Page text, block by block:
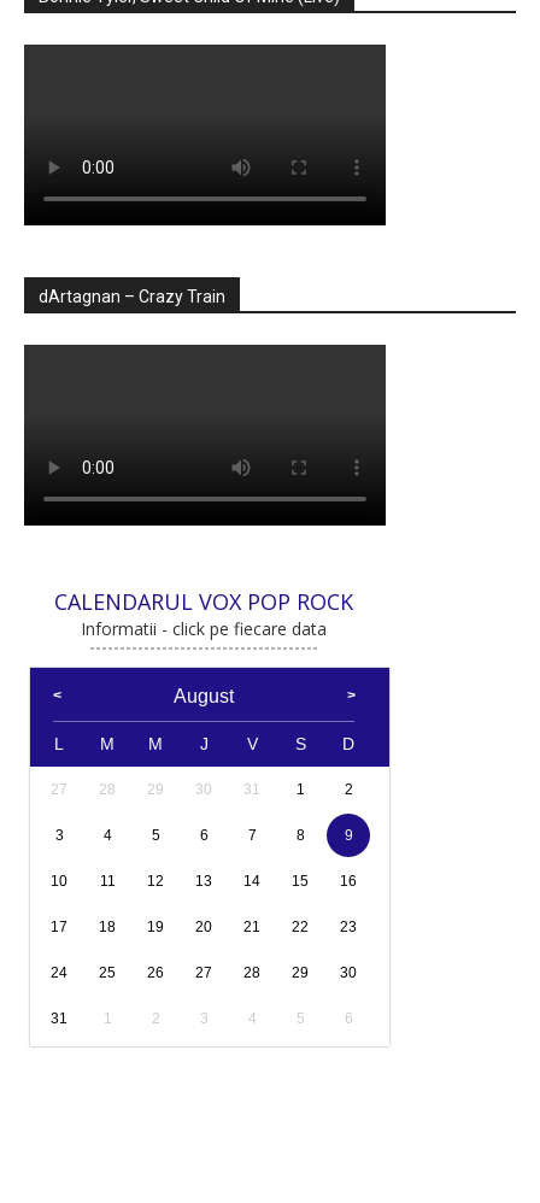
dArtagnan – Crazy Train
CALENDARUL VOX POP ROCK
Informatii - click pe fiecare data
August
L M M J V S D
27 28 29 30 31 1 2
3 4 5 6 7 8 9
10 11 12 13 14 15 16
17 18 19 20 21 22 23
24 25 26 27 28 29 30
31 1 2 3 4 5 6